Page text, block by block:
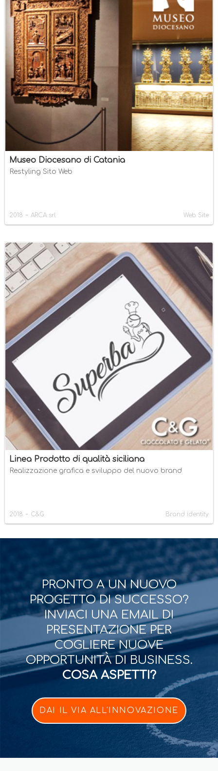
Museo Diocesano di Catania
Restyling Sito Web
2018 - ARCA srl Web Site
Linea Prodotto di qualità siciliana
Realizzazione grafica e sviluppo del nuovo brand
2018 - C&G Brand identity
PRONTO A UN NUOVO
PROGETTO DI SUCCESSO?
INVIACI UNA EMAIL DI
PRESENTAZIONE PER
COGLIERE NUOVE
OPPORTUNITÀ DI BUSINESS.
COSA ASPETTI?
DAI IL VIA ALL'INNOVAZIONE